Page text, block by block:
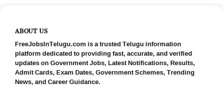
ABOUT US
FreeJobsInTelugu.com is a trusted Telugu information
platform dedicated to providing fast, accurate, and verified
updates on Government Jobs, Latest Notifications, Results,
Admit Cards, Exam Dates, Government Schemes, Trending
News, and Career Guidance.